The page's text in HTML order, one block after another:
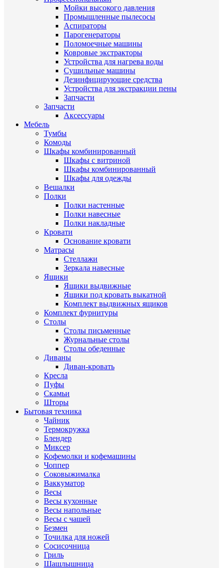
Мойки высокого давления
Промышленные пылесосы
Аспираторы
Парогенераторы
Поломоечные машины
Ковровые экстракторы
Устройства для нагрева воды
Сушильные машины
Дезинфицирующие средства
Устройства для экстракции пены
Запчасти
Запчасти
Аксессуары
Мебель
Тумбы
Комоды
Шкафы комбинированный
Шкафы с витриной
Шкафы комбинированный
Шкафы для одежды
Вешалки
Полки
Полки настенные
Полки навесные
Полки накладные
Кровати
Основание кровати
Матрасы
Стеллажи
Зеркала навесные
Ящики
Ящики выдвижные
Ящики под кровать выкатной
Комплект выдвижных ящиков
Комплект фурнитуры
Столы
Столы письменные
Журнальные cтолы
Столы обеденные
Диваны
Диван-кровать
Кресла
Пуфы
Скамьи
Шторы
Бытовая техника
Чайник
Термокружка
Блендер
Миксер
Кофемолки и кофемашины
Чоппер
Соковыжималка
Ваккуматор
Весы
Весы кухонные
Весы напольные
Весы с чашей
Безмен
Точилка для ножей
Сосисочница
Гриль
Шашлышница